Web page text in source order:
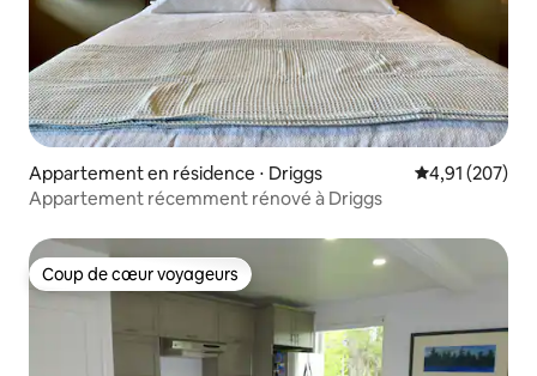
Appartement en résidence ⋅ Driggs Évaluation
4,91 (207)
Appartement récemment rénové à Driggs
Coup de cœur voyageurs
Coup de cœur voyageurs